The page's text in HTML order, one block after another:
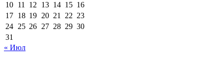
10 11 12 13 14 15 16
17 18 19 20 21 22 23
24 25 26 27 28 29 30
31
« Июл